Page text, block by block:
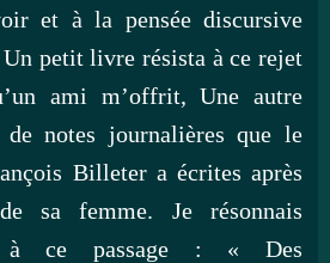
et à la pensée discursive
petit livre résista à ce rejet
ami m’offrit, Une autre
notes journalières que le
Billeter a écrites après
sa femme. Je résonnais
à ce passage : « Des